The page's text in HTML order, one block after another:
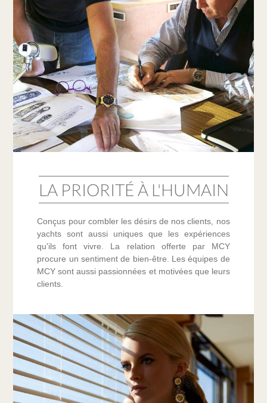
LA PRIORITÉ À L'HUMAIN
Conçus pour combler les désirs de nos clients, nos
yachts sont aussi uniques que les expériences
qu'ils font vivre. La relation offerte par MCY
procure un sentiment de bien-être. Les équipes de
MCY sont aussi passionnées et motivées que leurs
clients.